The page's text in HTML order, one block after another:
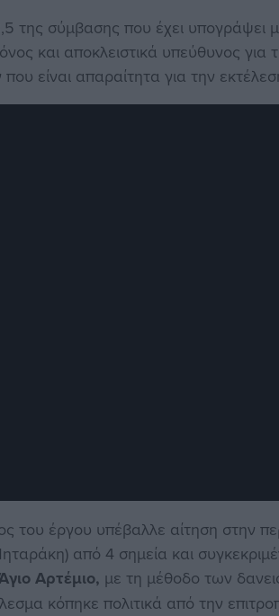
σύμβασης που έχει υπογράψει
και αποκλειστικά υπεύθυνος για
είναι απαραίτητα για την
έργου υπέβαλλε αίτηση στην
από 4 σημεία και
Αρτέμιο, με τη μέθοδο των
κόπηκε πολιτικά από την